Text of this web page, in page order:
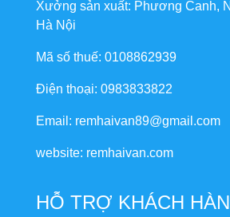
Xưởng sản xuất: Phương Canh,
Hà Nội
Mã số thuế: 0108862939
Điện thoại: 0983833822
Email: remhaivan89@gmail.com
website: remhaivan.com
HỖ TRỢ KHÁCH